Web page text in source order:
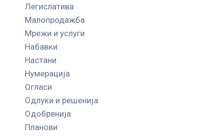
Легислатива
Малопродажба
Мрежи и услуги
Набавки
Настани
Нумерација
Огласи
Одлуки и решенија
Одобренија
Планови